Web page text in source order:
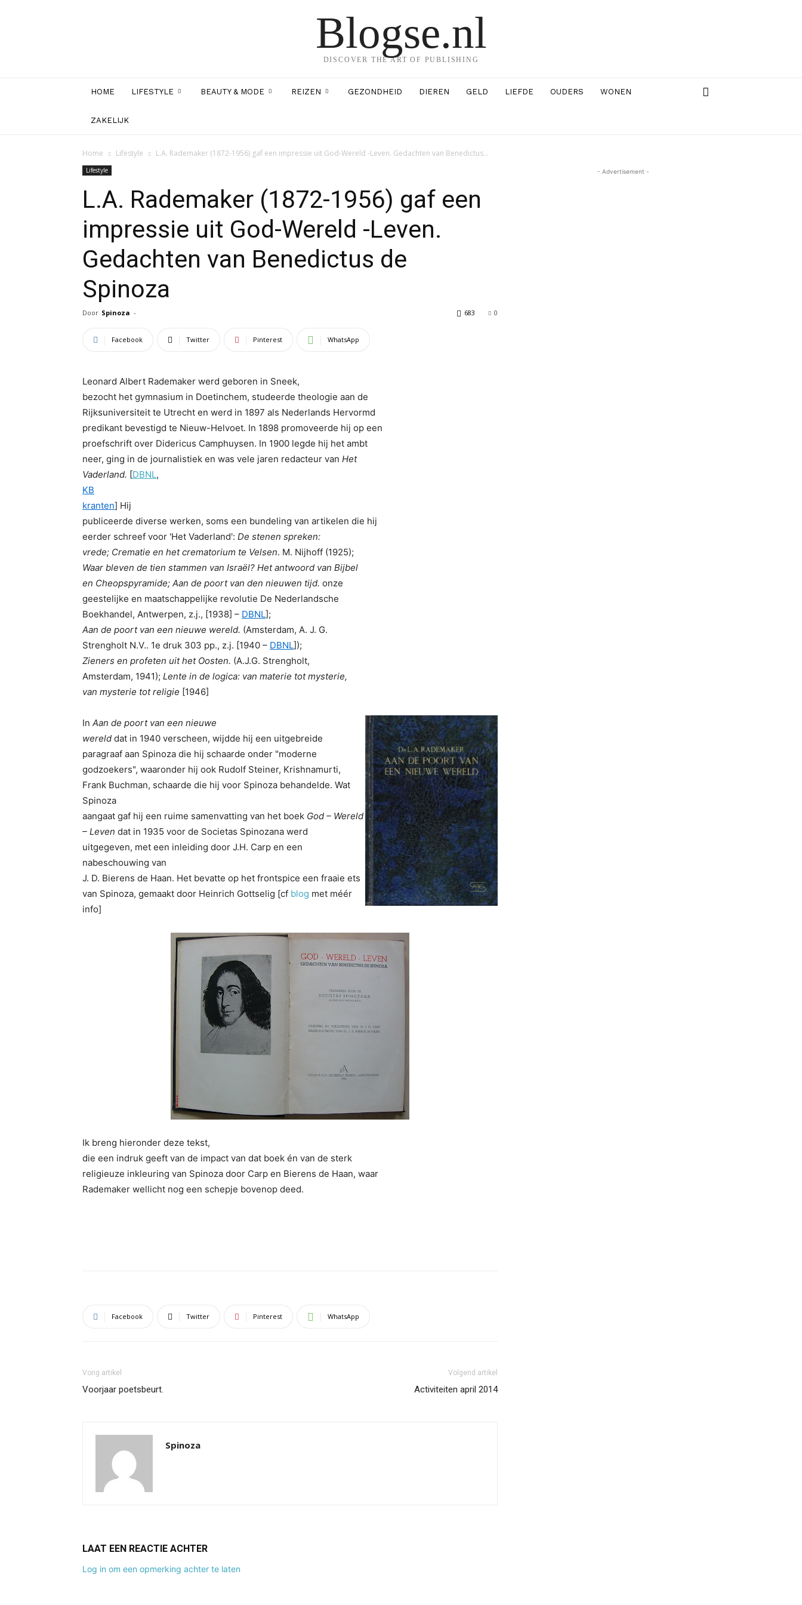
Blogse.nl
DISCOVER THE ART OF PUBLISHING
HOME LIFESTYLE BEAUTY & MODE REIZEN GEZONDHEID DIEREN GELD LIEFDE OUDERS WONEN
ZAKELIJK
Home Lifestyle L.A. Rademaker (1872-1956) gaf een impressie uit God-Wereld -Leven. Gedachten van Benedictus...
Lifestyle
L.A. Rademaker (1872-1956) gaf een
impressie uit God-Wereld -Leven.
Gedachten van Benedictus de
Spinoza
Door Spinoza - 0
683
Facebook Twitter Pinterest WhatsApp
Leonard Albert Rademaker werd geboren in Sneek,
bezocht het gymnasium in Doetinchem, studeerde theologie aan de
Rijksuniversiteit te Utrecht en werd in 1897 als Nederlands Hervormd
predikant bevestigd te Nieuw-Helvoet. In 1898 promoveerde hij op een
proefschrift over Didericus Camphuysen. In 1900 legde hij het ambt
neer, ging in de journalistiek en was vele jaren redacteur van Het
Vaderland. [DBNL,
KB
kranten] Hij
publiceerde diverse werken, soms een bundeling van artikelen die hij
eerder schreef voor 'Het Vaderland': De stenen spreken:
vrede; Crematie en het crematorium te Velsen. M. Nijhoff (1925);
Waar bleven de tien stammen van Israël? Het antwoord van Bijbel
en Cheopspyramide; Aan de poort van den nieuwen tijd. onze
geestelijke en maatschappelijke revolutie De Nederlandsche
Boekhandel, Antwerpen, z.j., [1938] – DBNL];
Aan de poort van een nieuwe wereld. (Amsterdam, A. J. G.
Strengholt N.V.. 1e druk 303 pp., z.j. [1940 – DBNL]);
Zieners en profeten uit het Oosten. (A.J.G. Strengholt,
Amsterdam, 1941); Lente in de logica: van materie tot mysterie,
van mysterie tot religie [1946]
In Aan de poort van een nieuwe
wereld dat in 1940 verscheen, wijdde hij een uitgebreide
paragraaf aan Spinoza die hij schaarde onder "moderne
godzoekers", waaronder hij ook Rudolf Steiner, Krishnamurti,
Frank Buchman, schaarde die hij voor Spinoza behandelde. Wat
Spinoza
aangaat gaf hij een ruime samenvatting van het boek God – Wereld
– Leven dat in 1935 voor de Societas Spinozana werd
uitgegeven, met een inleiding door J.H. Carp en een
nabeschouwing van
J. D. Bierens de Haan. Het bevatte op het frontspice een fraaie ets
van Spinoza, gemaakt door Heinrich Gottselig [cf blog met méér
info]
Ik breng hieronder deze tekst,
die een indruk geeft van de impact van dat boek én van de sterk
religieuze inkleuring van Spinoza door Carp en Bierens de Haan, waar
Rademaker wellicht nog een schepje bovenop deed.
Facebook Twitter Pinterest WhatsApp
Vorig artikel
Voorjaar poetsbeurt.
Volgend artikel
Activiteiten april 2014
Spinoza
LAAT EEN REACTIE ACHTER
Log in om een opmerking achter te laten
- Advertisement -